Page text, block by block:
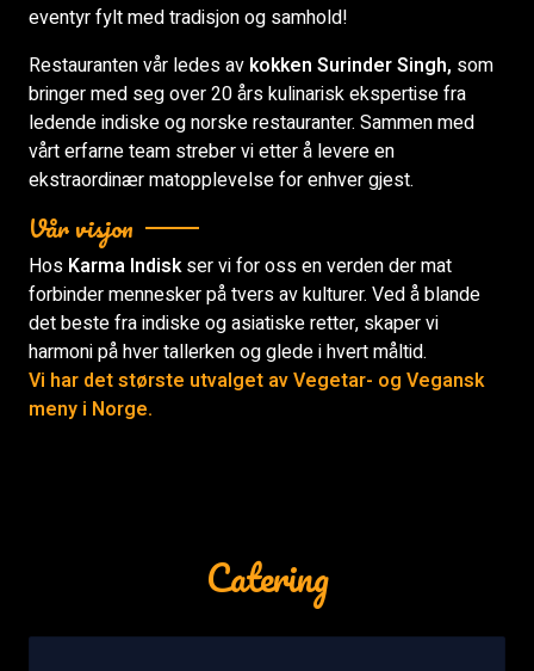
eventyr fylt med tradisjon og samhold!
Restauranten vår ledes av kokken Surinder Singh, som
bringer med seg over 20 års kulinarisk ekspertise fra
ledende indiske og norske restauranter. Sammen med
vårt erfarne team streber vi etter å levere en
ekstraordinær matopplevelse for enhver gjest.
Vår visjon
Hos Karma Indiskser vi for oss en verden der mat
forbinder mennesker på tvers av kulturer. Ved å blande
det beste fra indiske og asiatiske retter, skaper vi
harmoni på hver tallerken og glede i hvert måltid.
Vi har det største utvalget av Vegetar- og Vegansk
meny i Norge.
Catering